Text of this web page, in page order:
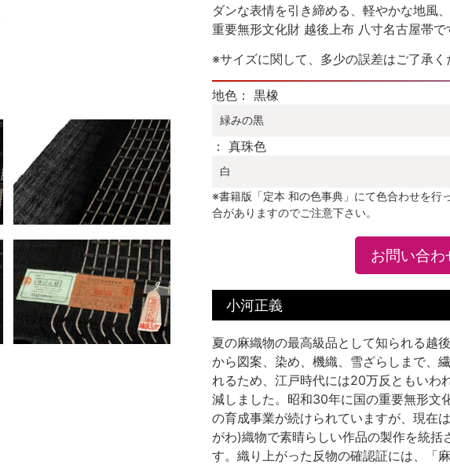
ダンな表情を引き締める、軽やかな地風
重要無形文化財 越後上布 八寸名古屋帯で
※サイズに関して、多少の誤差はご了承く
地色： 黒橡
緑みの黒
： 真珠色
白
※書籍版「定本 和の色事典」にて色合わせを行
合がありますのでご注意下さい。
お問い合わ
小河正義
夏の麻織物の最高級品として知られる越
から図案、染め、機織、雪ざらしまで、
れるため、江戸時代には20万反ともいわ
減しました。昭和30年に国の重要無形文
の育成事業が続けられていますが、現在
がわ)織物で素晴らしい作品の製作を統
す。織り上がった反物の確認証には、「